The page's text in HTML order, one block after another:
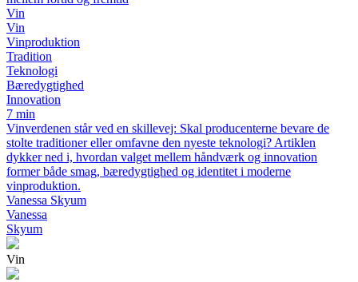
Vin
Vin
Vinproduktion
Tradition
Teknologi
Bæredygtighed
Innovation
7 min
Vinverdenen står ved en skillevej: Skal producenterne bevare de
stolte traditioner eller omfavne den nyeste teknologi? Artiklen
dykker ned i, hvordan valget mellem håndværk og innovation
former både smag, bæredygtighed og identitet i moderne
vinproduktion.
Vanessa Skyum
Vanessa
Skyum
Vin